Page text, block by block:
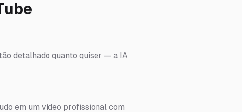
detalhado quanto quiser — a IA
em um vídeo profissional com